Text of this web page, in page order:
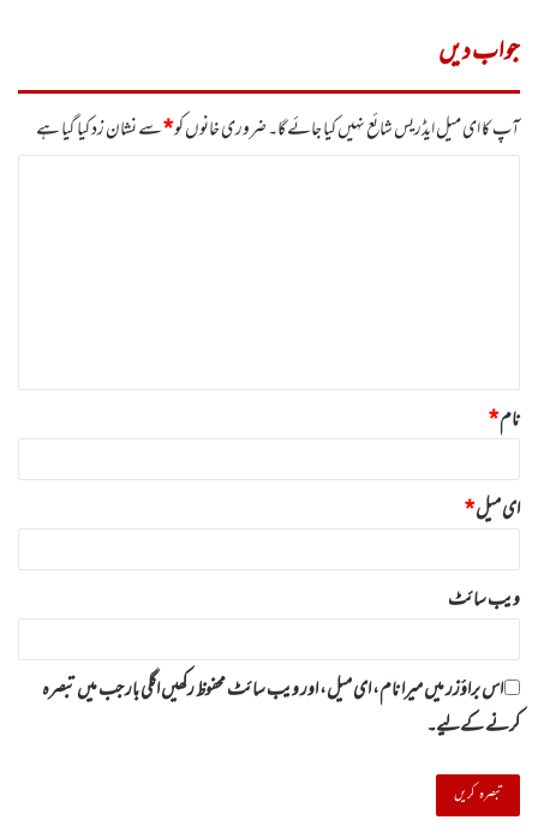
جواب دیں
آپ کا ای میل ایڈریس شائع نہیں کیا جائے گا۔ضروری خانوں کو*سے نشان زد کیا گیا ہے
نام*
ای میل*
ویب‌ سائٹ
اس براؤزر میں میرا نام، ای میل، اور ویب سائٹ محفوظ رکھیں اگلی بار جب میں تبصرہ
کرنے کےلیے۔